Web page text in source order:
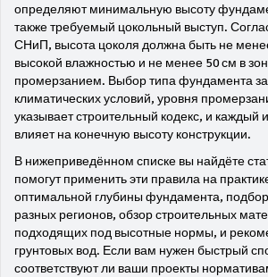
определяют минимальную высоту
также требуемый цокольный выступ.
СНиП, высота цоколя должна быть не
высокой влажностью и не менее 50 см в
промерзанием. Выбор типа фундамента
климатических условий, уровня
указывает строительный кодекс, и каждый
влияет на конечную высоту конструкции.
В нижеприведённом списке вы найдёте
помогут применить эти правила на
оптимальной глубины фундамента,
разных регионов, обзор строительных
подходящих под высотные нормы, и
грунтовых вод. Если вам нужен быстрый
соответствуют ли ваши проекты